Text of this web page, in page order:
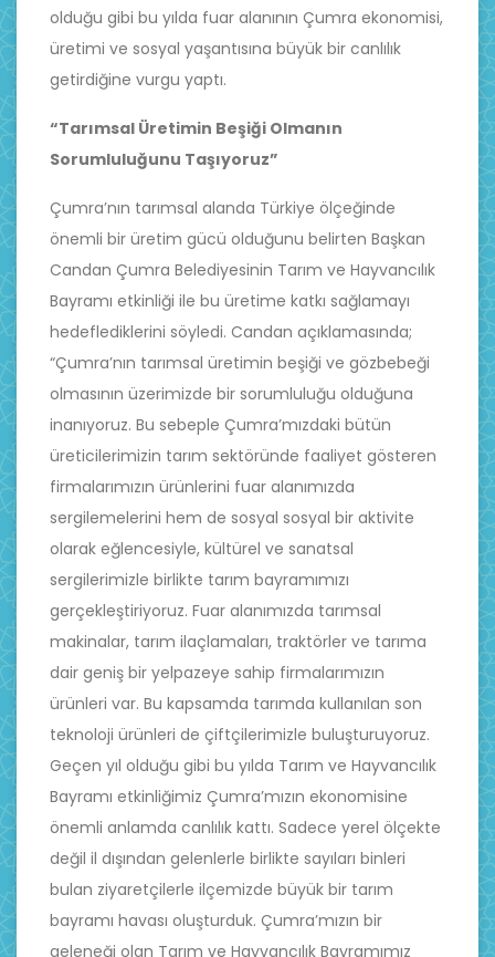
olduğu gibi bu yılda fuar alanının Çumra ekonomisi,
üretimi ve sosyal yaşantısına büyük bir canlılık
getirdiğine vurgu yaptı.
“Tarımsal Üretimin Beşiği Olmanın
Sorumluluğunu Taşıyoruz”
Çumra’nın tarımsal alanda Türkiye ölçeğinde
önemli bir üretim gücü olduğunu belirten Başkan
Candan Çumra Belediyesinin Tarım ve Hayvancılık
Bayramı etkinliği ile bu üretime katkı sağlamayı
hedeflediklerini söyledi. Candan açıklamasında;
“Çumra’nın tarımsal üretimin beşiği ve gözbebeği
olmasının üzerimizde bir sorumluluğu olduğuna
inanıyoruz. Bu sebeple Çumra’mızdaki bütün
üreticilerimizin tarım sektöründe faaliyet gösteren
firmalarımızın ürünlerini fuar alanımızda
sergilemelerini hem de sosyal sosyal bir aktivite
olarak eğlencesiyle, kültürel ve sanatsal
sergilerimizle birlikte tarım bayramımızı
gerçekleştiriyoruz. Fuar alanımızda tarımsal
makinalar, tarım ilaçlamaları, traktörler ve tarıma
dair geniş bir yelpazeye sahip firmalarımızın
ürünleri var. Bu kapsamda tarımda kullanılan son
teknoloji ürünleri de çiftçilerimizle buluşturuyoruz.
Geçen yıl olduğu gibi bu yılda Tarım ve Hayvancılık
Bayramı etkinliğimiz Çumra’mızın ekonomisine
önemli anlamda canlılık kattı. Sadece yerel ölçekte
değil il dışından gelenlerle birlikte sayıları binleri
bulan ziyaretçilerle ilçemizde büyük bir tarım
bayramı havası oluşturduk. Çumra’mızın bir
geleneği olan Tarım ve Hayvancılık Bayramımız